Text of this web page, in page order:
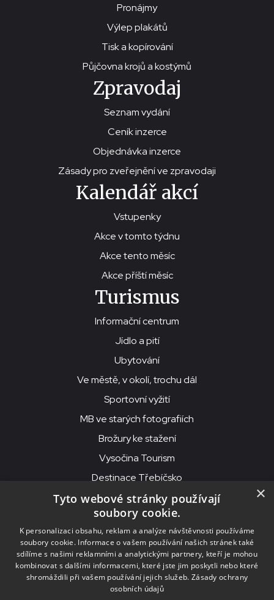
Pronájmy
Výlep plakátů
Tisk a kopírování
Půjčovna krojů a kostýmů
Zpravodaj
Seznam vydání
Ceník inzerce
Objednávka inzerce
Zásady pro zveřejnění ve zpravodaji
Kalendář akcí
Vstupenky
Akce v tomto týdnu
Akce tento měsíc
Akce příští měsíc
Turismus
Informační centrum
Jídlo a pití
Ubytování
Ve městě, v okolí, trochu dál
Sportovní vyžití
MB ve starých fotografiích
Brožury ke stažení
Vysočina Tourism
Destinace Třebíčsko
© 2026MKS Beseda Mor. Budějovice
MKS Beseda, příspěvková organizace, Purcnerova 62, 676 02
Moravské Budějovice
IČO: 00091758, DIČ: CZ00091758, ID datové schránky: chjn2kd
×
Tyto webové stránky používají
soubory cookie.
K personalizaci obsahu, reklam a analýze návštěvnosti používáme
soubory cookie. Informace o vašem používání našich stránek také
sdílíme s našimi reklamními a analytickými partnery, kteří je mohou
kombinovat s dalšími informacemi, které jste jim poskytli nebo které
shromáždili při vašem používání jejich služeb. Zásady ochrany
osobních údajů